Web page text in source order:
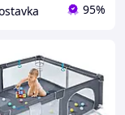
95%